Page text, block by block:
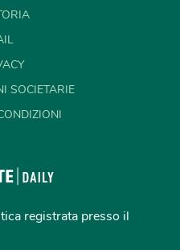
SOCIETARIE
registrata presso il